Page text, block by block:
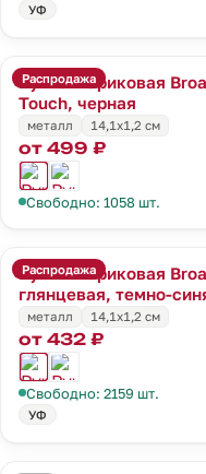
УФ
Распродажа
Ручка шариковая
Touch, черная
металл 14,1x1,2 см
от 499 ₽
Свободно: 1058 шт.
Распродажа
Ручка шариковая
глянцевая, темно-
металл 14,1x1,2 см
от 432 ₽
Свободно: 2159 шт.
УФ